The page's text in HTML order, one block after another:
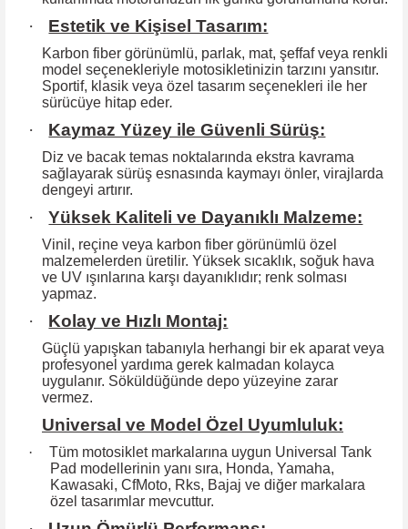
· Estetik ve Kişisel Tasarım:
Karbon fiber görünümlü, parlak, mat, şeffaf veya renkli
model seçenekleriyle motosikletinizin tarzını yansıtır.
Sportif, klasik veya özel tasarım seçenekleri ile her
sürücüye hitap eder.
· Kaymaz Yüzey ile Güvenli Sürüş:
Diz ve bacak temas noktalarında ekstra kavrama
sağlayarak sürüş esnasında kaymayı önler, virajlarda
dengeyi artırır.
· Yüksek Kaliteli ve Dayanıklı Malzeme:
Vinil, reçine veya karbon fiber görünümlü özel
malzemelerden üretilir. Yüksek sıcaklık, soğuk hava
ve UV ışınlarına karşı dayanıklıdır; renk solması
yapmaz.
· Kolay ve Hızlı Montaj:
Güçlü yapışkan tabanıyla herhangi bir ek aparat veya
profesyonel yardıma gerek kalmadan kolayca
uygulanır. Söküldüğünde depo yüzeyine zarar
vermez.
Universal ve Model Özel Uyumluluk:
·
Tüm motosiklet markalarına uygun Universal Tank
Pad modellerinin yanı sıra, Honda, Yamaha,
Kawasaki, CfMoto, Rks, Bajaj ve diğer markalara
özel tasarımlar mevcuttur.